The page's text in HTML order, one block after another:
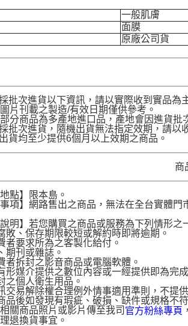
一般肌膚
面膜
原廠公司貨
批次進貨以下資訊，請以實際收到實品為
刊載之製造/有效日期僅供參考。
商品為多產地進口品，產地會因進貨批
批次進貨，隨機出貨無法指定效期，請以
貨均至少提供6個月以上效期之商品。
商
點】限本島。
項】網路售出之商品，無法在全台實體
明】若您購買之商品或服務為下列情形之
敗、保存期限較短或解約時即將逾期。
者要求所為之客製化給付。
期刊或雜誌。
者拆封之影音商品或電腦軟體。
形媒介提供之數位內容或一經提供即為完
之個人衛生用品。
交易解除權合理例外情事適用準則，不提
品後如發現有瑕疵、破損、缺件或規格不
關商品照片或影片傳至我司 官方粉絲專頁
退換貨事宜。